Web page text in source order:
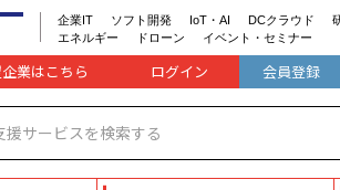
企業IT ソフト開発 IoT・AI DCクラウド
エネルギー
ドローン イベント・セミナー
register
業はこちら 会員登録